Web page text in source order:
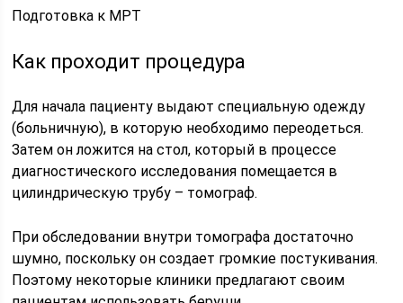
Подготовка к МРТ
Как проходит процедура
Для начала пациенту выдают специальную одежду
(больничную), в которую необходимо переодеться.
Затем он ложится на стол, который в процессе
диагностического исследования помещается в
цилиндрическую трубу – томограф.
При обследовании внутри томографа достаточно
шумно, поскольку он создает громкие постукивания.
Поэтому некоторые клиники предлагают своим